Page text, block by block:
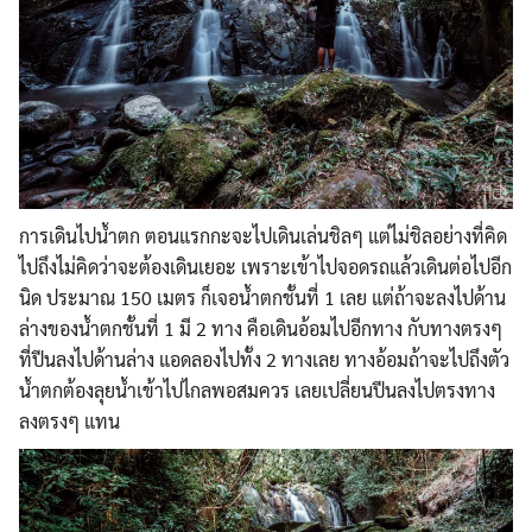
การเดินไปน้ำตก ตอนแรกกะจะไปเดินเล่นชิลๆ แต่ไม่ชิลอย่างที่คิด
ไปถึงไม่คิดว่าจะต้องเดินเยอะ เพราะเข้าไปจอดรถแล้วเดินต่อไปอีก
นิด ประมาณ 150 เมตร ก็เจอน้ำตกชั้นที่ 1 เลย แต่ถ้าจะลงไปด้าน
ล่างของน้ำตกชั้นที่ 1 มี 2 ทาง คือเดินอ้อมไปอีกทาง กับทางตรงๆ
ที่ปีนลงไปด้านล่าง แอดลองไปทั้ง 2 ทางเลย ทางอ้อมถ้าจะไปถึงตัว
น้ำตกต้องลุยน้ำเข้าไปไกลพอสมควร เลยเปลี่ยนปีนลงไปตรงทาง
ลงตรงๆ แทน